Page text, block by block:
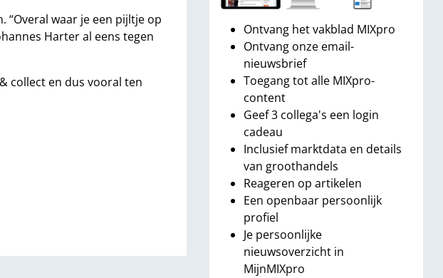
“Overal waar je een pijltje op
Harter al eens tegen
collect en dus vooral ten
Ontvang het vakblad MIXpro
Ontvang onze email-
nieuwsbrief
Toegang tot alle MIXpro-
content
Geef 3 collega's een login
cadeau
Inclusief marktdata en details
van groothandels
Reageren op artikelen
Een openbaar persoonlijk
profiel
Je persoonlijke
nieuwsoverzicht in
MijnMIXpro